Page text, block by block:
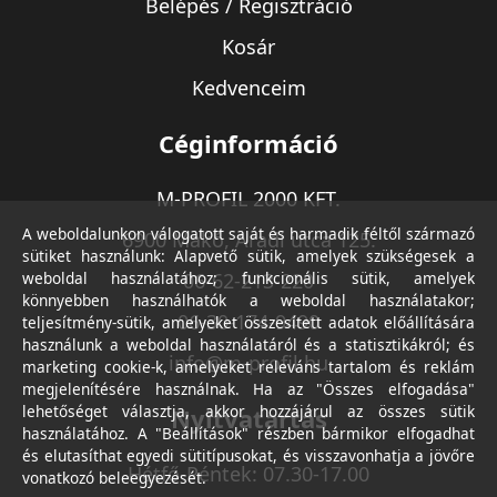
Belépés / Regisztráció
Kosár
Kedvenceim
Céginformáció
M-PROFIL 2000 KFT.
6900 Makó, Aradi utca 125.
06-62-213-220
06-30-174-9490
info@m-profil.hu
Nyitvatartás
Hétfő-Péntek: 07.30-17.00
A weboldalunkon válogatott saját és harmadik féltől származó
sütiket használunk: Alapvető sütik, amelyek szükségesek a
weboldal használatához; funkcionális sütik, amelyek
könnyebben használhatók a weboldal használatakor;
teljesítmény-sütik, amelyeket összesített adatok előállítására
használunk a weboldal használatáról és a statisztikákról; és
marketing cookie-k, amelyeket releváns tartalom és reklám
megjelenítésére használnak. Ha az "Összes elfogadása"
lehetőséget választja, akkor hozzájárul az összes sütik
használatához. A "Beállítások" részben bármikor elfogadhat
és elutasíthat egyedi sütitípusokat, és visszavonhatja a jövőre
vonatkozó beleegyezését.